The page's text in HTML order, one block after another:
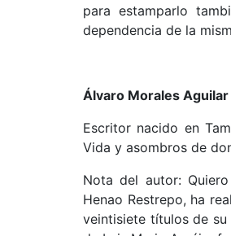
para estamparlo
dependencia de la
Álvaro Morales Aguilar
Escritor nacido en
Vida y asombros de
Nota del autor:
Henao Restrepo, ha
veintisiete títulos de